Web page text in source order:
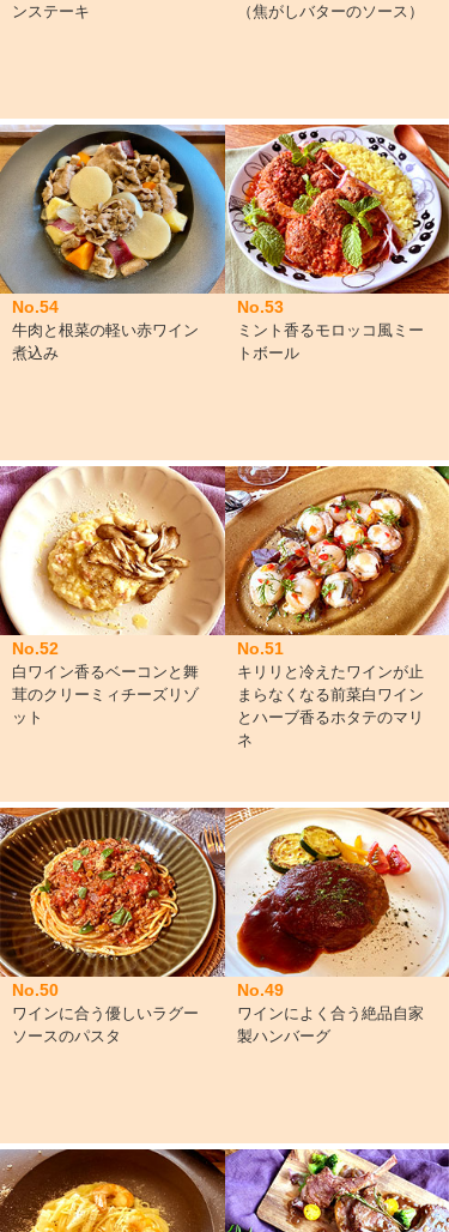
ンステーキ
（焦がしバターのソース）
No.54
牛肉と根菜の軽い赤ワイン
煮込み
No.53
ミント香るモロッコ風ミー
トボール
No.52
白ワイン香るベーコンと舞
茸のクリーミィチーズリゾ
ット
No.51
キリリと冷えたワインが止
まらなくなる前菜白ワイン
とハーブ香るホタテのマリ
ネ
No.50
ワインに合う優しいラグー
ソースのパスタ
No.49
ワインによく合う絶品自家
製ハンバーグ